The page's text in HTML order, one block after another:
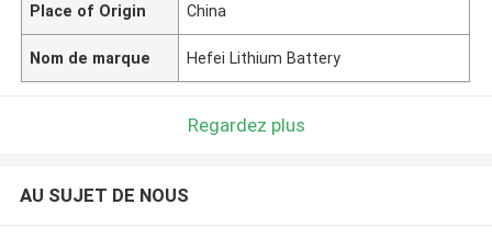
Place of Origin China
Nom de marque Hefei Lithium Battery
Regardez plus
AU SUJET DE NOUS